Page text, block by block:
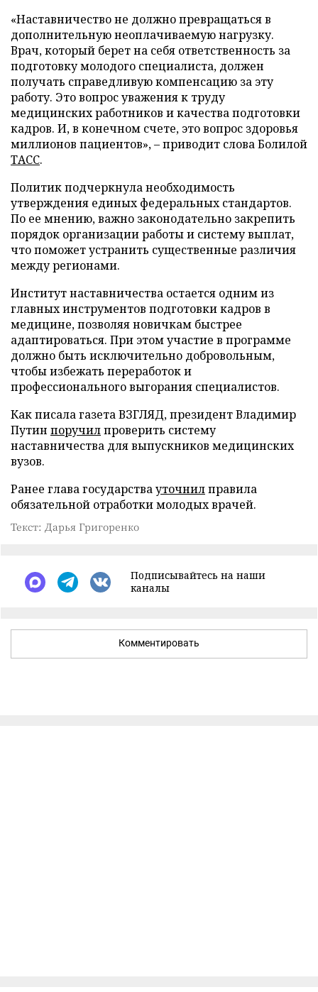
«Наставничество не должно превращаться в
дополнительную неоплачиваемую нагрузку.
Врач, который берет на себя ответственность за
подготовку молодого специалиста, должен
получать справедливую компенсацию за эту
работу. Это вопрос уважения к труду
медицинских работников и качества подготовки
кадров. И, в конечном счете, это вопрос здоровья
миллионов пациентов», – приводит слова Болилой
ТАСС.
Политик подчеркнула необходимость
утверждения единых федеральных стандартов.
По ее мнению, важно законодательно закрепить
порядок организации работы и систему выплат,
что поможет устранить существенные различия
между регионами.
Институт наставничества остается одним из
главных инструментов подготовки кадров в
медицине, позволяя новичкам быстрее
адаптироваться. При этом участие в программе
должно быть исключительно добровольным,
чтобы избежать переработок и
профессионального выгорания специалистов.
Как писала газета ВЗГЛЯД, президент Владимир
Путин поручилпроверить систему
наставничества для выпускников медицинских
вузов.
Ранее глава государствауточнилправила
обязательной отработки молодых врачей.
Текст: Дарья Григоренко
Подписывайтесь на наши
каналы
Комментировать